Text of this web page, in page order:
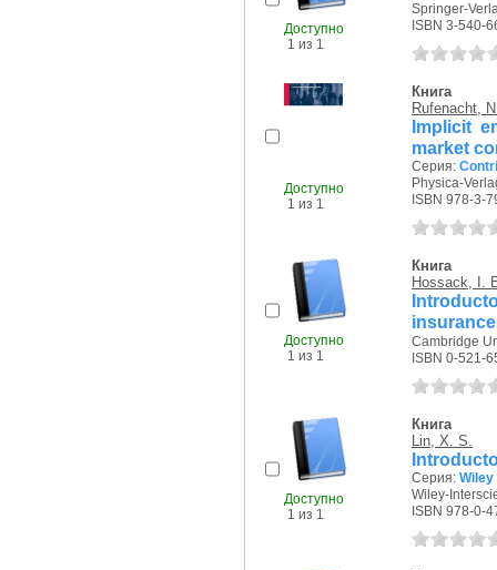
Доступно
1 из 1
Springer-
ISBN 3-540-
Доступно
1 из 1
Книга
Rufenacht,
Implicit
market
Серия:
Physica-
ISBN 978-3-
Доступно
1 из 1
Книга
Hossack, I.
insurance
Cambridge
ISBN 0-521-
Доступно
1 из 1
Книга
Lin, X. S.
Серия:
Wiley-
ISBN 978-0-